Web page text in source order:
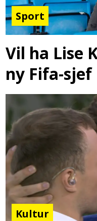
Sport
Vil ha Lise
ny Fifa-sjef
Kultur